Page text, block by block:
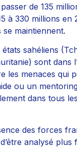
de 135
à 330 millions en
maintiennent.
états sahéliens
sont dans
les menaces qui
ou un
dans tous
des forces
analysé plus